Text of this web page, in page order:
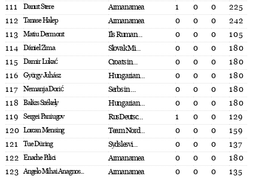
111
Danut Stere Armanamea 1 0 0
225
112
Tanase Halep Armanamea 0 0 0
242
113
Matiu Dermont Ils Ruman... 0 0 0
105
114
Dániel Zima Slovak Mi... 0 0 0
180
115
Damir Lukać Croats in... 0 0 0
180
116
György Juhász Hungarian... 0 0 0
180
117
Nemanja Dorić Serbs in ... 0 0 0
180
118
Balázs Székely Hungarian... 0 0 0
180
119
Sergei Paniugov RusDeutsc... 1 0 0
129
120 Lorcan Mensing Team Nord... 0 0 0
159
121
Tue Düring Sydslesvi... 0 0 0
137
122 Enache Pilici Armanamea 0 0 0
180
123 Angelo Mihai Anagnos... Armanamea 0 0 0 135